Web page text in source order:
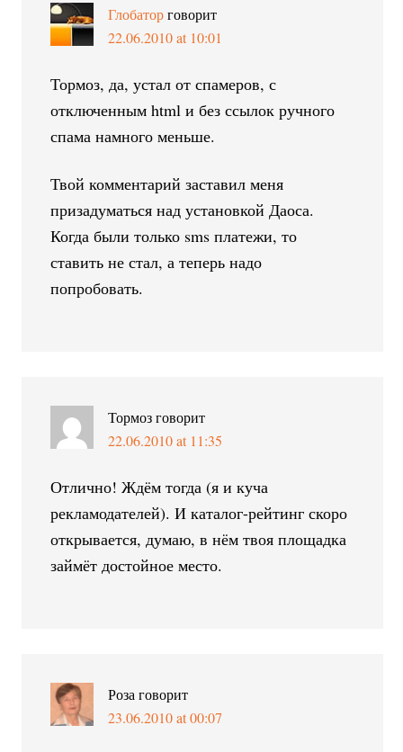
Глобатор говорит
22.06.2010 at 10:01
Тормоз, да, устал от спамеров, с
отключенным html и без ссылок ручного
спама намного меньше.
Твой комментарий заставил меня
призадуматься над установкой Даоса.
Когда были только sms платежи, то
ставить не стал, а теперь надо
попробовать.
Тормоз говорит
22.06.2010 at 11:35
Отлично! Ждём тогда (я и куча
рекламодателей). И каталог-рейтинг скоро
открывается, думаю, в нём твоя площадка
займёт достойное место.
Роза говорит
23.06.2010 at 00:07